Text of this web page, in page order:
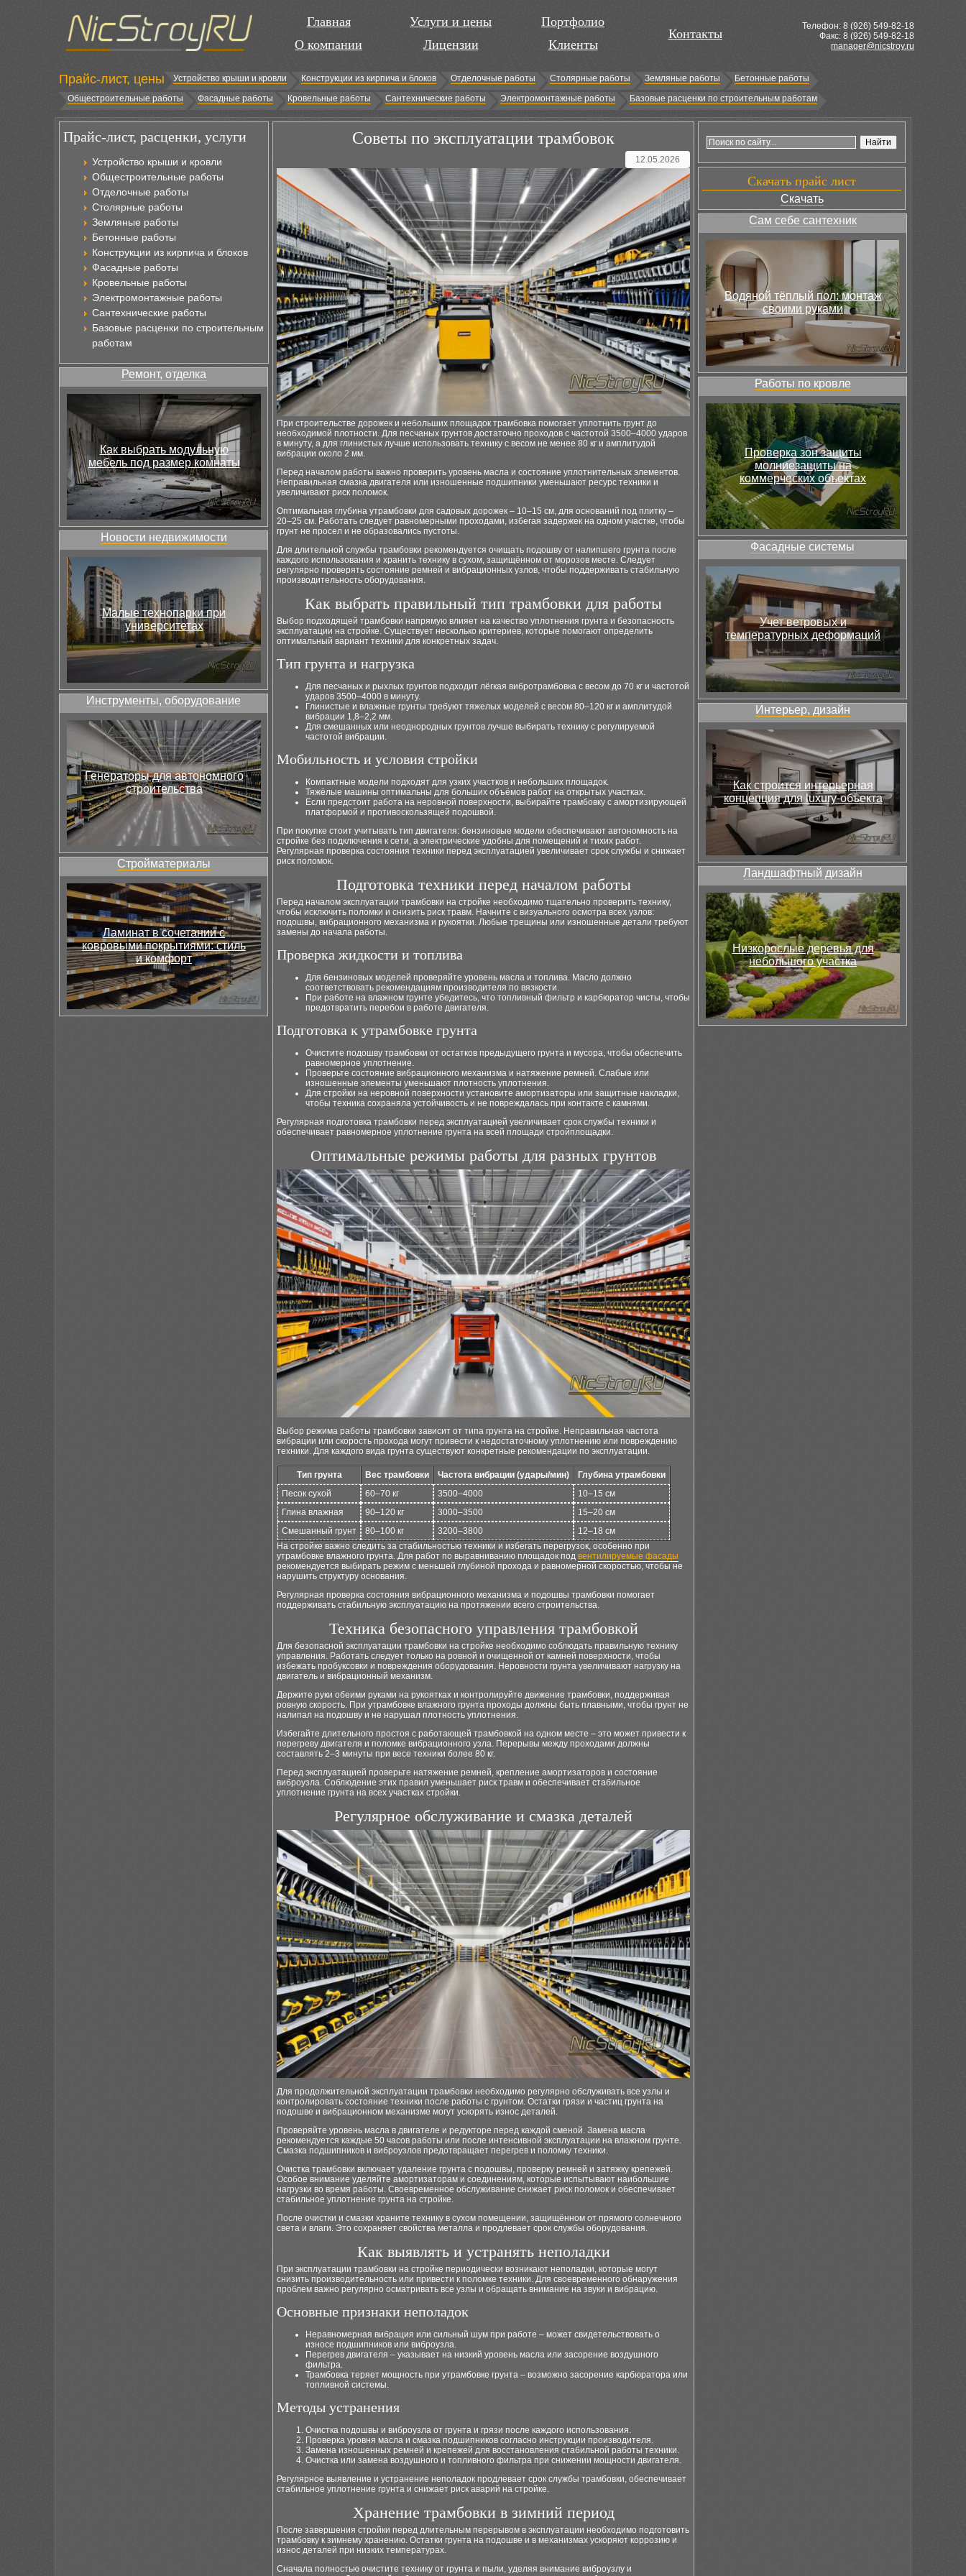
Главная
О компании
Услуги и цены
Лицензии
Портфолио
Клиенты
Контакты
Телефон: 8 (926) 549-82-18
Факс: 8 (926) 549-82-18
manager@nicstroy.ru
Прайс-лист, цены Устройство крыши и кровли Конструкции из кирпича и блоков Отделочные работы Столярные работы Земляные работы
Бетонные работы
Общестроительные работы
Фасадные работы Кровельные работы Сантехнические работы Электромонтажные работы Базовые расценки по строительным работам
Прайс-лист, расценки, услуги
Устройство крыши и кровли
Общестроительные работы
Отделочные работы
Столярные работы
Земляные работы
Бетонные работы
Конструкции из кирпича и блоков
Фасадные работы
Кровельные работы
Электромонтажные работы
Сантехнические работы
Базовые расценки по строительным
работам
Ремонт, отделка
Как выбрать модульную
мебель под размер комнаты
Новости недвижимости
Малые технопарки при
университетах
Инструменты, оборудование
Генераторы для автономного
строительства
Стройматериалы
Ламинат в сочетании с
ковровыми покрытиями: стиль
и комфорт
Советы по эксплуатации трамбовок
12.05.2026
При строительстве дорожек и небольших площадок трамбовка помогает уплотнить грунт до
необходимой плотности. Для песчаных грунтов достаточно проходов с частотой 3500–4000 ударов
в минуту, а для глинистых лучше использовать технику с весом не менее 80 кг и амплитудой
вибрации около 2 мм.
Перед началом работы важно проверить уровень масла и состояние уплотнительных элементов.
Неправильная смазка двигателя или изношенные подшипники уменьшают ресурс техники и
увеличивают риск поломок.
Оптимальная глубина утрамбовки для садовых дорожек – 10–15 см, для оснований под плитку –
20–25 см. Работать следует равномерными проходами, избегая задержек на одном участке, чтобы
грунт не просел и не образовались пустоты.
Для длительной службы трамбовки рекомендуется очищать подошву от налипшего грунта после
каждого использования и хранить технику в сухом, защищённом от морозов месте. Следует
регулярно проверять состояние ремней и вибрационных узлов, чтобы поддерживать стабильную
производительность оборудования.
Как выбрать правильный тип трамбовки для работы
Выбор подходящей трамбовки напрямую влияет на качество уплотнения грунта и безопасность
эксплуатации на стройке. Существует несколько критериев, которые помогают определить
оптимальный вариант техники для конкретных задач.
Тип грунта и нагрузка
Для песчаных и рыхлых грунтов подходит лёгкая вибротрамбовка с весом до 70 кг и частотой
ударов 3500–4000 в минуту.
Глинистые и влажные грунты требуют тяжелых моделей с весом 80–120 кг и амплитудой
вибрации 1,8–2,2 мм.
Для смешанных или неоднородных грунтов лучше выбирать технику с регулируемой
частотой вибрации.
Мобильность и условия стройки
Компактные модели подходят для узких участков и небольших площадок.
Тяжёлые машины оптимальны для больших объёмов работ на открытых участках.
Если предстоит работа на неровной поверхности, выбирайте трамбовку с амортизирующей
платформой и противоскользящей подошвой.
При покупке стоит учитывать тип двигателя: бензиновые модели обеспечивают автономность на
стройке без подключения к сети, а электрические удобны для помещений и тихих работ.
Регулярная проверка состояния техники перед эксплуатацией увеличивает срок службы и снижает
риск поломок.
Подготовка техники перед началом работы
Перед началом эксплуатации трамбовки на стройке необходимо тщательно проверить технику,
чтобы исключить поломки и снизить риск травм. Начните с визуального осмотра всех узлов:
подошвы, вибрационного механизма и рукоятки. Любые трещины или изношенные детали требуют
замены до начала работы.
Проверка жидкости и топлива
Для бензиновых моделей проверяйте уровень масла и топлива. Масло должно
соответствовать рекомендациям производителя по вязкости.
При работе на влажном грунте убедитесь, что топливный фильтр и карбюратор чисты, чтобы
предотвратить перебои в работе двигателя.
Подготовка к утрамбовке грунта
Очистите подошву трамбовки от остатков предыдущего грунта и мусора, чтобы обеспечить
равномерное уплотнение.
Проверьте состояние вибрационного механизма и натяжение ремней. Слабые или
изношенные элементы уменьшают плотность уплотнения.
Для стройки на неровной поверхности установите амортизаторы или защитные накладки,
чтобы техника сохраняла устойчивость и не повреждалась при контакте с камнями.
Регулярная подготовка трамбовки перед эксплуатацией увеличивает срок службы техники и
обеспечивает равномерное уплотнение грунта на всей площади стройплощадки.
Оптимальные режимы работы для разных грунтов
Выбор режима работы трамбовки зависит от типа грунта на стройке. Неправильная частота
вибрации или скорость прохода могут привести к недостаточному уплотнению или повреждению
техники. Для каждого вида грунта существуют конкретные рекомендации по эксплуатации.
Тип грунта Вес трамбовки Частота вибрации (удары/мин)
Глубина утрамбовки
Песок сухой
60–70 кг 3500–4000
10–15 см
Глина влажная
90–120 кг 3000–3500
15–20 см
Смешанный грунт
80–100 кг 3200–3800
12–18 см
На стройке важно следить за стабильностью техники и избегать перегрузок, особенно при
утрамбовке влажного грунта. Для работ по выравниванию площадок под вентилируемые фасады
рекомендуется выбирать режим с меньшей глубиной прохода и равномерной скоростью, чтобы не
нарушить структуру основания.
Регулярная проверка состояния вибрационного механизма и подошвы трамбовки помогает
поддерживать стабильную эксплуатацию на протяжении всего строительства.
Техника безопасного управления трамбовкой
Для безопасной эксплуатации трамбовки на стройке необходимо соблюдать правильную технику
управления. Работать следует только на ровной и очищенной от камней поверхности, чтобы
избежать пробуксовки и повреждения оборудования. Неровности грунта увеличивают нагрузку на
двигатель и вибрационный механизм.
Держите руки обеими руками на рукоятках и контролируйте движение трамбовки, поддерживая
ровную скорость. При утрамбовке влажного грунта проходы должны быть плавными, чтобы грунт не
налипал на подошву и не нарушал плотность уплотнения.
Избегайте длительного простоя с работающей трамбовкой на одном месте – это может привести к
перегреву двигателя и поломке вибрационного узла. Перерывы между проходами должны
составлять 2–3 минуты при весе техники более 80 кг.
Перед эксплуатацией проверьте натяжение ремней, крепление амортизаторов и состояние
виброузла. Соблюдение этих правил уменьшает риск травм и обеспечивает стабильное
уплотнение грунта на всех участках стройки.
Регулярное обслуживание и смазка деталей
Для продолжительной эксплуатации трамбовки необходимо регулярно обслуживать все узлы и
контролировать состояние техники после работы с грунтом. Остатки грязи и частиц грунта на
подошве и вибрационном механизме могут ускорять износ деталей.
Проверяйте уровень масла в двигателе и редукторе перед каждой сменой. Замена масла
рекомендуется каждые 50 часов работы или после интенсивной эксплуатации на влажном грунте.
Смазка подшипников и виброузлов предотвращает перегрев и поломку техники.
Очистка трамбовки включает удаление грунта с подошвы, проверку ремней и затяжку крепежей.
Особое внимание уделяйте амортизаторам и соединениям, которые испытывают наибольшие
нагрузки во время работы. Своевременное обслуживание снижает риск поломок и обеспечивает
стабильное уплотнение грунта на стройке.
После очистки и смазки храните технику в сухом помещении, защищённом от прямого солнечного
света и влаги. Это сохраняет свойства металла и продлевает срок службы оборудования.
Как выявлять и устранять неполадки
При эксплуатации трамбовки на стройке периодически возникают неполадки, которые могут
снизить производительность или привести к поломке техники. Для своевременного обнаружения
проблем важно регулярно осматривать все узлы и обращать внимание на звуки и вибрацию.
Основные признаки неполадок
Неравномерная вибрация или сильный шум при работе – может свидетельствовать о
износе подшипников или виброузла.
Перегрев двигателя – указывает на низкий уровень масла или засорение воздушного
фильтра.
Трамбовка теряет мощность при утрамбовке грунта – возможно засорение карбюратора или
топливной системы.
Методы устранения
Очистка подошвы и виброузла от грунта и грязи после каждого использования.
Проверка уровня масла и смазка подшипников согласно инструкции производителя.
Замена изношенных ремней и крепежей для восстановления стабильной работы техники.
Очистка или замена воздушного и топливного фильтра при снижении мощности двигателя.
Регулярное выявление и устранение неполадок продлевает срок службы трамбовки, обеспечивает
стабильное уплотнение грунта и снижает риск аварий на стройке.
Хранение трамбовки в зимний период
После завершения стройки перед длительным перерывом в эксплуатации необходимо подготовить
трамбовку к зимнему хранению. Остатки грунта на подошве и в механизмах ускоряют коррозию и
износ деталей при низких температурах.
Сначала полностью очистите технику от грунта и пыли, уделяя внимание виброузлу и
Скачать прайс лист
Скачать
Сам себе сантехник
Водяной тёплый пол: монтаж
своими руками
Работы по кровле
Проверка зон защиты
молниезащиты на
коммерческих объектах
Фасадные системы
Учет ветровых и
температурных деформаций
Интерьер, дизайн
Как строится интерьерная
концепция для luxury-объекта
Ландшафтный дизайн
Низкорослые деревья для
небольшого участка